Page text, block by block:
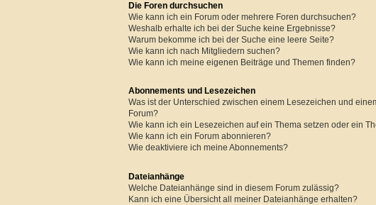
Die Foren durchsuchen
Wie kann ich ein Forum oder mehrere Foren durchsuchen?
Weshalb erhalte ich bei der Suche keine Ergebnisse?
Warum bekomme ich bei der Suche eine leere Seite?
Wie kann ich nach Mitgliedern suchen?
Wie kann ich meine eigenen Beiträge und Themen finden?
Abonnements und Lesezeichen
Was ist der Unterschied zwischen einem Lesezeichen und
Forum?
Wie kann ich ein Lesezeichen auf ein Thema setzen oder ein
Wie kann ich ein Forum abonnieren?
Wie deaktiviere ich meine Abonnements?
Dateianhänge
Welche Dateianhänge sind in diesem Forum zulässig?
Kann ich eine Übersicht all meiner Dateianhänge erhalten?